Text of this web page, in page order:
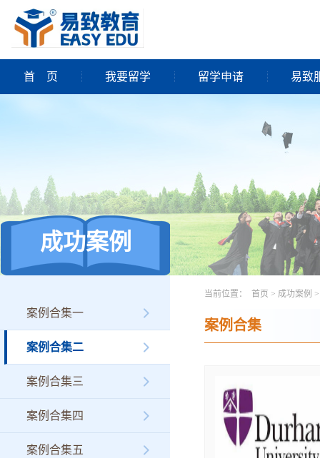
首 页 我要留学 留学申请 易致
成功案例
案例合集一
案例合集二
案例合集三
案例合集四
案例合集五
当前位置： 首页 > 成功案例 >
案例合集